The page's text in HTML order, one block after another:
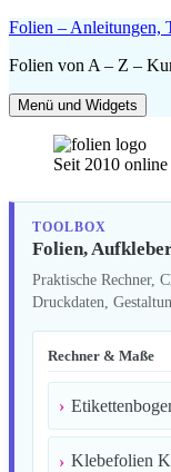
Zum
springen
Folien – Anleitungen,
Folien von A – Z –
Menü und Widgets
Seit 2010 online
TOOLBOX
Folien,
Praktische Rechner,
Druckdaten,
Rechner & Maße
Klebefolien